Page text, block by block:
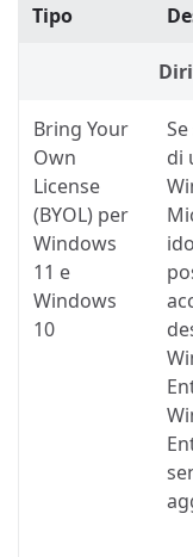
Tipo
Bring Your
Own
License
(BYOL) per
Windows
11 e
Windows
10
di